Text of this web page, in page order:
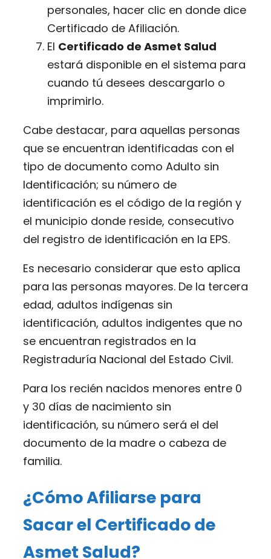
personales, hacer clic en donde dice
Certificado de Afiliación.
El Certificado de Asmet Salud
estará disponible en el sistema para
cuando tú desees descargarlo o
imprimirlo.
Cabe destacar, para aquellas personas
que se encuentran identificadas con el
tipo de documento como Adulto sin
Identificación; su número de
identificación es el código de la región y
el municipio donde reside, consecutivo
del registro de identificación en la EPS.
Es necesario considerar que esto aplica
para las personas mayores. De la tercera
edad, adultos indígenas sin
identificación, adultos indigentes que no
se encuentran registrados en la
Registraduría Nacional del Estado Civil.
Para los recién nacidos menores entre 0
y 30 días de nacimiento sin
identificación, su número será el del
documento de la madre o cabeza de
familia.
¿Cómo Afiliarse para
Sacar el Certificado de
Asmet Salud?